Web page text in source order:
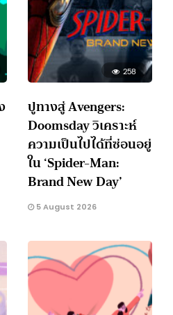
258
ปูทางสู่ Avengers:
Doomsday วิเคราะห์
ความเป็นไปได้ที่ซ่อนอยู่
ใน ‘Spider-Man:
Brand New Day’
5 August 2026